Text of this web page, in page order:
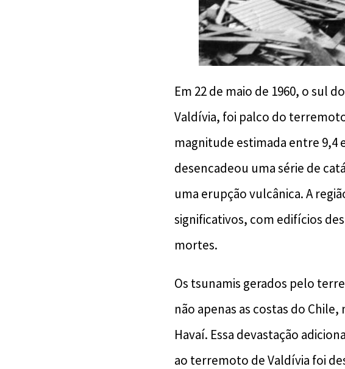
Em 22 de maio de 1960, o sul
Valdívia, foi palco do
magnitude estimada entre 9,4
desencadeou uma série de
uma erupção vulcânica. A
significativos, com edifícios
mortes.
Os tsunamis gerados pelo
não apenas as costas do
Havaí. Essa devastação
ao terremoto de Valdívia foi